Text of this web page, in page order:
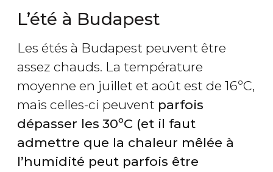
L’été à Budapest
Les étés à Budapest peuvent être
assez chauds. La température
moyenne en juillet et août est de 16ºC,
mais celles-ci peuvent parfois
dépasser les 30ºC (et il faut
admettre que la chaleur mêlée à
l’humidité peut parfois être